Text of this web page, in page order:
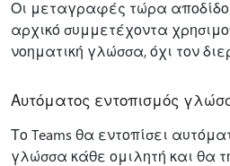
Οι μεταγραφές τώρα
αρχικό συμμετέχοντα
νοηματική γλώσσα, όχι τον
Αυτόματος εντοπισμός
Το Teams θα εντοπίσει
γλώσσα κάθε ομιλητή και θα